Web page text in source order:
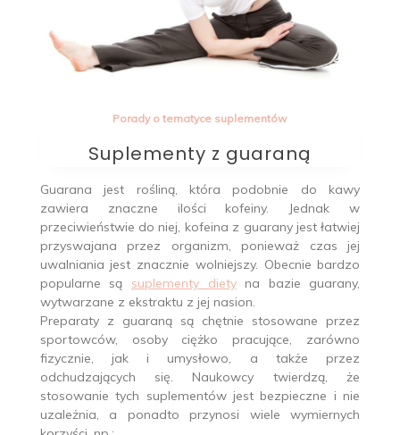
Porady o tematyce suplementów
Suplementy z guaraną
Guarana jest rośliną, która podobnie do kawy
zawiera znaczne ilości kofeiny. Jednak w
przeciwieństwie do niej, kofeina z guarany jest łatwiej
przyswajana przez organizm, ponieważ czas jej
uwalniania jest znacznie wolniejszy. Obecnie bardzo
popularne są suplementy dietyna bazie guarany,
wytwarzane z ekstraktu z jej nasion.
Preparaty z guaraną są chętnie stosowane przez
sportowców, osoby ciężko pracujące, zarówno
fizycznie, jak i umysłowo, a także przez
odchudzających się. Naukowcy twierdzą, że
stosowanie tych suplementów jest bezpieczne i nie
uzależnia, a ponadto przynosi wiele wymiernych